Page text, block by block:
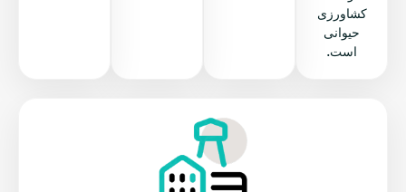
کشاورزی
حیوانی
است.